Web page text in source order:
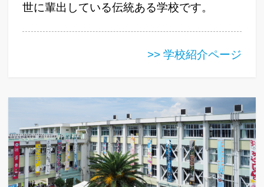
世に輩出している伝統ある学校です。
>> 学校紹介ページ